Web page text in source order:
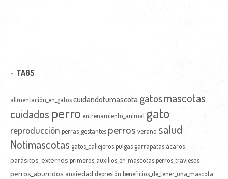
TAGS
alimentación_en_gatoscuidandotumascota gatosmascotas
cuidados perro entrenamiento_animal gato
reproducción perras_gestantes perros verano salud
Notimascotas gatos_callejerospulgas garrapatas ácaros
parásitos_externos primeros_auxilios_en_mascotasperros_traviesos
perros_aburridos ansiedad depresión beneficios_de_tener_una_mascota